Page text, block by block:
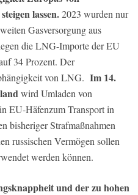
lassen.2023 wurden nur
Gasversorgung aus
die LNG-Importe der EU
34 Prozent. Der
von LNG. Im 14.
wird Umladen von
EU-Häfenzum Transport in
bisheriger Strafmaßnahmen
russischen Vermögen sollen
werden können.
und der zu hohen